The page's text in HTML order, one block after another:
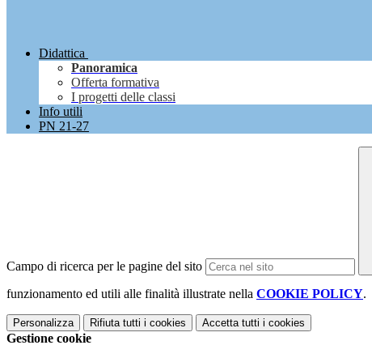
Didattica
Panoramica
Offerta formativa
I progetti delle classi
Info utili
PN 21-27
Campo di ricerca per le pagine del sito
funzionamento ed utili alle finalità illustrate nella COOKIE POLICY.
Personalizza Rifiuta tutti i cookies Accetta tutti i cookies
Gestione cookie